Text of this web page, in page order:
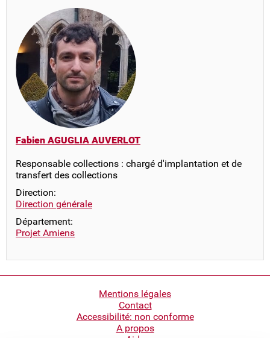
Fabien AGUGLIA AUVERLOT
Responsable collections : chargé d'implantation et de
transfert des collections
Direction:
Direction générale
Département:
Projet Amiens
Mentions légales
Contact
Accessibilité: non conforme
A propos